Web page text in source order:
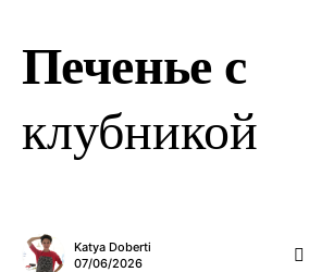
Печенье с
клубникой
Katya Doberti
07/06/2026